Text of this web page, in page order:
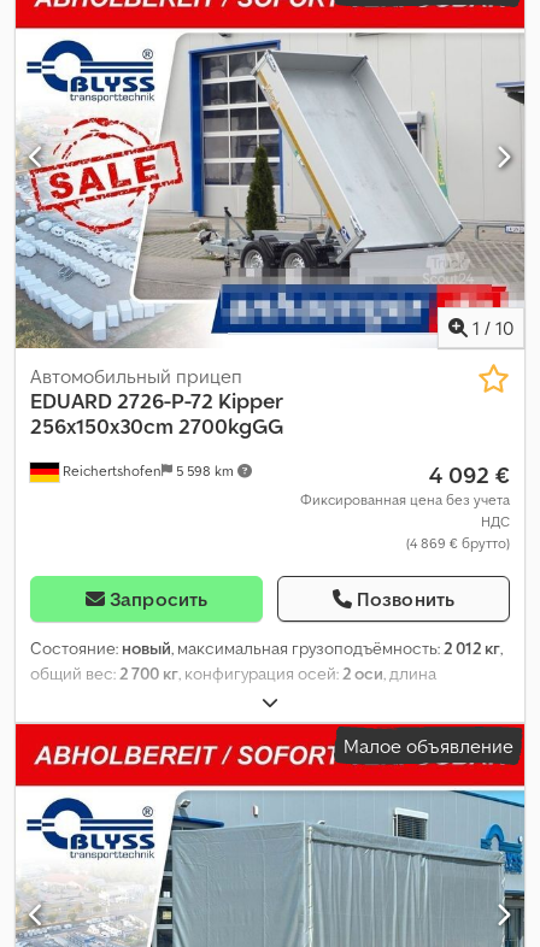
1 / 10
Reichertshofen 5 598 km
Автомобильный прицеп
EDUARD2726-P-72 Kipper
256x150x30cm 2700kgGG
4 092 €
Фиксированная цена без учета
НДС
(4 869 € брутто)
Запросить Позвонить
Состояние: новый, максимальная грузоподъёмность:2 012 кг,
общий вес:2 700 кг, конфигурация осей:2 оси, длина
, ширина пространства для
загрузки:1 500 мм, высота грузового отсека:300 мм,
Малое объявление